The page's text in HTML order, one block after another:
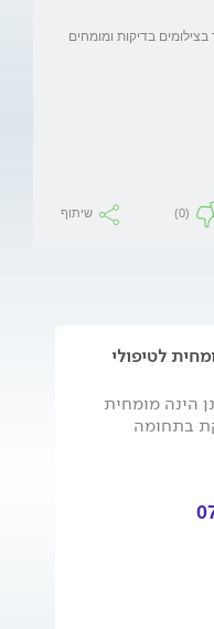
בדיקות ומומחים
(0) שיתוף
לטיפולי
הינה מומחית
בתחומה